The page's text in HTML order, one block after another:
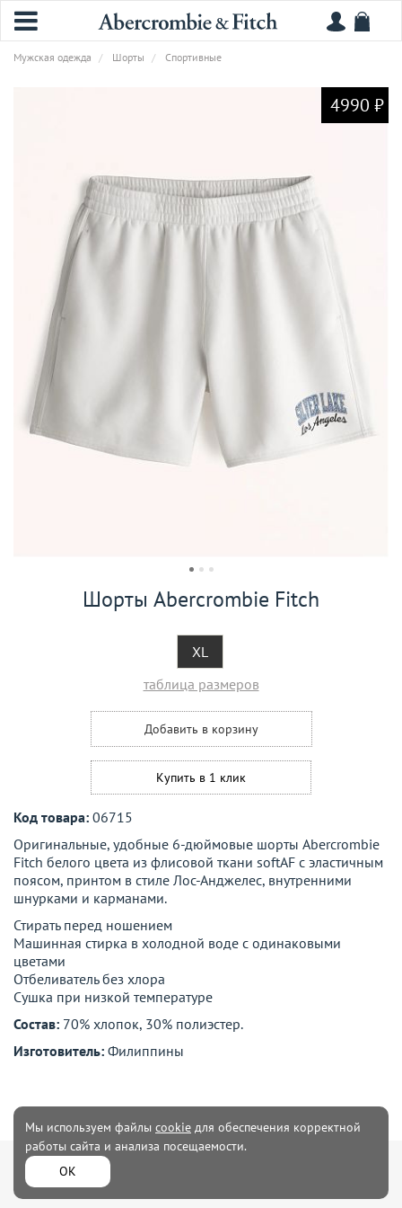
Мужская одежда Шорты Спортивные
4990 ₽
Шорты Abercrombie Fitch
XL
таблица размеров
Добавить в корзину
Купить в 1 клик
Код товара: 06715
Оригинальные, удобные 6-дюймовые шорты Abercrombie
Fitch белого цвета из флисовой ткани softAF с эластичным
поясом, принтом в стиле Лос-Анджелес, внутренними
шнурками и карманами.
Стирать перед ношением
Машинная стирка в холодной воде с одинаковыми
цветами
Отбеливатель без хлора
Сушка при низкой температуре
Состав: 70% хлопок, 30% полиэстер.
Изготовитель: Филиппины
Мужская
одежда
Мы используем файлы cookie для обеспечения корректной
работы сайта и анализа посещаемости.
ОК